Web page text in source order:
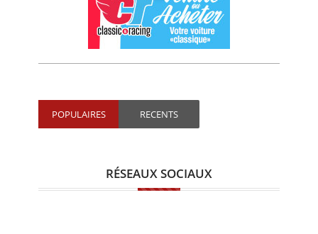
POPULAIRES RECENTS
RÉSEAUX SOCIAUX